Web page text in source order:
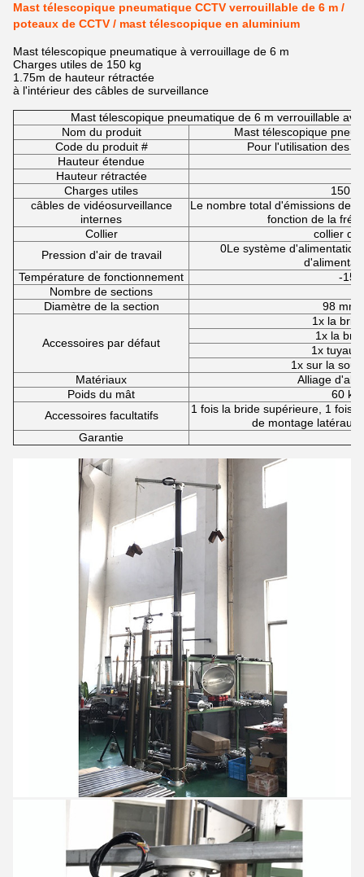
Mast télescopique pneumatique CCTV verrouillable de 6 m /
poteaux de CCTV / mast télescopique en aluminium
Mast télescopique pneumatique à verrouillage de 6 m
Charges utiles de 150 kg
1.75m de hauteur rétractée
à l'intérieur des câbles de surveillance
Mast télescopique pneumatique de 6 m verrouillable
Nom du produit
Mast télescopique
Code du produit #
Pour l'utilisation des
Hauteur étendue
Hauteur rétractée
Charges utiles
150
câbles de vidéosurveillance
internes
Le nombre total d'émissions de
fonction de la
Collier
collier de
Pression d'air de travail
0Le système
Température de fonctionnement
-15
Nombre de sections
Diamètre de la section
98 mm
Accessoires par défaut
1x la
1x la
1x tuyau
1x sur la
Matériaux
Alliage
Poids du mât
60 kg
Accessoires facultatifs
1 fois la bride supérieure, 1 fois
de montage
Garantie